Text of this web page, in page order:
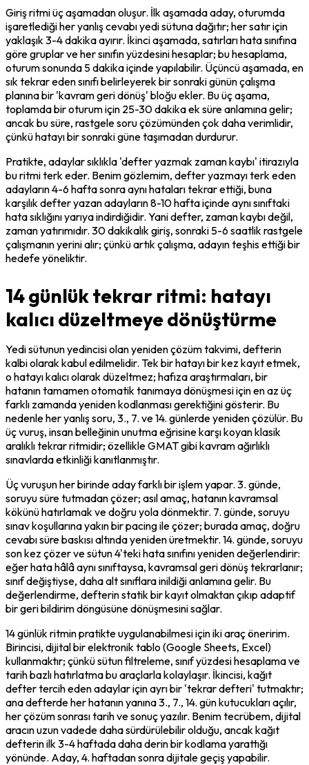
Giriş ritmi üç aşamadan oluşur. İlk aşamada aday, oturumda
işaretlediği her yanlış cevabı yedi sütuna dağıtır; her satır için
yaklaşık 3-4 dakika ayırır. İkinci aşamada, satırları hata sınıfına
göre gruplar ve her sınıfın yüzdesini hesaplar; bu hesaplama,
oturum sonunda 5 dakika içinde yapılabilir. Üçüncü aşamada, en
sık tekrar eden sınıfı belirleyerek bir sonraki günün çalışma
planına bir 'kavram geri dönüş' bloğu ekler. Bu üç aşama,
toplamda bir oturum için 25-30 dakika ek süre anlamına gelir;
ancak bu süre, rastgele soru çözümünden çok daha verimlidir,
çünkü hatayı bir sonraki güne taşımadan durdurur.
Pratikte, adaylar sıklıkla 'defter yazmak zaman kaybı' itirazıyla
bu ritmi terk eder. Benim gözlemim, defter yazmayı terk eden
adayların 4-6 hafta sonra aynı hataları tekrar ettiği, buna
karşılık defter yazan adayların 8-10 hafta içinde aynı sınıftaki
hata sıklığını yarıya indirdiğidir. Yani defter, zaman kaybı değil,
zaman yatırımıdır. 30 dakikalık giriş, sonraki 5-6 saatlik rastgele
çalışmanın yerini alır; çünkü artık çalışma, adayın teşhis ettiği bir
hedefe yöneliktir.
14 günlük tekrar ritmi: hatayı
kalıcı düzeltmeye dönüştürme
Yedi sütunun yedincisi olan yeniden çözüm takvimi, defterin
kalbi olarak kabul edilmelidir. Tek bir hatayı bir kez kayıt etmek,
o hatayı kalıcı olarak düzeltmez; hafıza araştırmaları, bir
hatanın tamamen otomatik tanımaya dönüşmesi için en az üç
farklı zamanda yeniden kodlanması gerektiğini gösterir. Bu
nedenle her yanlış soru, 3., 7. ve 14. günlerde yeniden çözülür. Bu
üç vuruş, insan belleğinin unutma eğrisine karşı koyan klasik
aralıklı tekrar ritmidir; özellikle GMAT gibi kavram ağırlıklı
sınavlarda etkinliği kanıtlanmıştır.
Üç vuruşun her birinde aday farklı bir işlem yapar. 3. günde,
soruyu süre tutmadan çözer; asıl amaç, hatanın kavramsal
kökünü hatırlamak ve doğru yola dönmektir. 7. günde, soruyu
sınav koşullarına yakın bir pacing ile çözer; burada amaç, doğru
cevabı süre baskısı altında yeniden üretmektir. 14. günde, soruyu
son kez çözer ve sütun 4'teki hata sınıfını yeniden değerlendirir:
eğer hata hâlâ aynı sınıftaysa, kavramsal geri dönüş tekrarlanır;
sınıf değiştiyse, daha alt sınıflara inildiği anlamına gelir. Bu
değerlendirme, defterin statik bir kayıt olmaktan çıkıp adaptif
bir geri bildirim döngüsüne dönüşmesini sağlar.
14 günlük ritmin pratikte uygulanabilmesi için iki araç öneririm.
Birincisi, dijital bir elektronik tablo (Google Sheets, Excel)
kullanmaktır; çünkü sütun filtreleme, sınıf yüzdesi hesaplama ve
tarih bazlı hatırlatma bu araçlarla kolaylaşır. İkincisi, kağıt
defter tercih eden adaylar için ayrı bir 'tekrar defteri' tutmaktır;
ana defterde her hatanın yanına 3., 7., 14. gün kutucukları açılır,
her çözüm sonrası tarih ve sonuç yazılır. Benim tecrübem, dijital
aracın uzun vadede daha sürdürülebilir olduğu, ancak kağıt
defterin ilk 3-4 haftada daha derin bir kodlama yarattığı
yönünde. Aday, 4. haftadan sonra dijitale geçiş yapabilir.